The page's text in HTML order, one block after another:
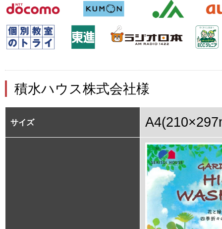
積水ハウス株式会社様
サイズ